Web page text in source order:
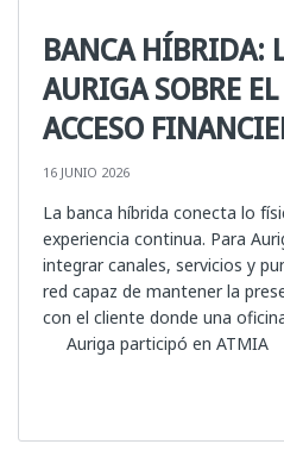
BANCA HÍBRIDA:
AURIGA SOBRE
ACCESO
16 JUNIO 2026
La banca híbrida conecta lo
experiencia continua. Para
integrar canales, servicios y
red capaz de mantener la
con el cliente donde una
Auriga participó en ATMIA